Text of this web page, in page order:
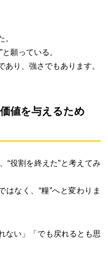
。
願っている。
り、強さでもあります。
値を与えるため
“役割を終えた”と考えてみ
はなく、“糧”へと変わりま
ない」「でも戻れるとも思